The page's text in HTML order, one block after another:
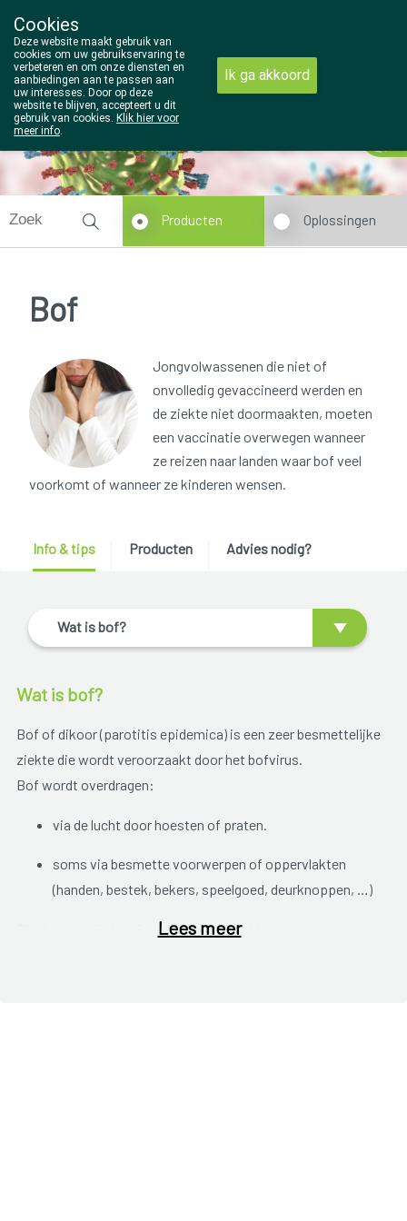
014/810298
Producten Oplossingen
Bof
Jongvolwassenen die niet of
onvolledig gevaccineerd werden en
de ziekte niet doormaakten, moeten
een vaccinatie overwegen wanneer
ze reizen naar landen waar bof veel
voorkomt of wanneer ze kinderen wensen.
Info & tips Producten Advies nodig?
Wat is bof?
Wat is bof?
Bof of dikoor (parotitis epidemica) is een zeer besmettelijke
ziekte die wordt veroorzaakt door het bofvirus.
Bof wordt overdragen:
via de lucht door hoesten of praten.
soms via besmette voorwerpen of oppervlakten
(handen, bestek, bekers, speelgoed, deurknoppen, …)
Bij kinderen die ingeënt zijn, is de kans klein dat ze erg ziek
Lees meer
Cookies
Deze website maakt gebruik van
cookies om uw gebruikservaring te
verbeteren en om onze diensten en
aanbiedingen aan te passen aan
uw interesses. Door op deze
website te blijven, accepteert u dit
gebruik van cookies. Klik hier voor
meer info.
Ik ga akkoord